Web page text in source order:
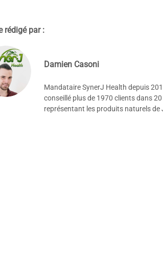
rédigé par :
Damien Casoni
Mandataire SynerJ Health depuis
conseillé plus de 1970 clients dans
représentant les produits naturels de